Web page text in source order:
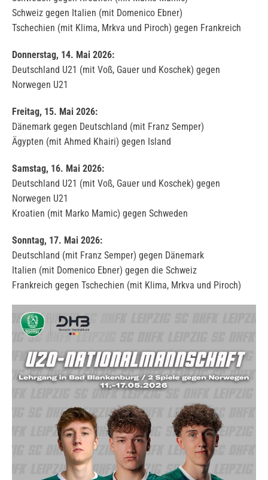
Schweiz gegen Italien (mit Domenico Ebner)
Tschechien (mit Klima, Mrkva und Piroch) gegen Frankreich
Donnerstag, 14. Mai 2026:
Deutschland U21 (mit Voß, Gauer und Koschek) gegen
Norwegen U21
Freitag, 15. Mai 2026:
Dänemark gegen Deutschland (mit Franz Semper)
Ägypten (mit Ahmed Khairi) gegen Island
Samstag, 16. Mai 2026:
Deutschland U21 (mit Voß, Gauer und Koschek) gegen
Norwegen U21
Kroatien (mit Marko Mamic) gegen Schweden
Sonntag, 17. Mai 2026:
Deutschland (mit Franz Semper) gegen Dänemark
Italien (mit Domenico Ebner) gegen die Schweiz
Frankreich gegen Tschechien (mit Klima, Mrkva und Piroch)